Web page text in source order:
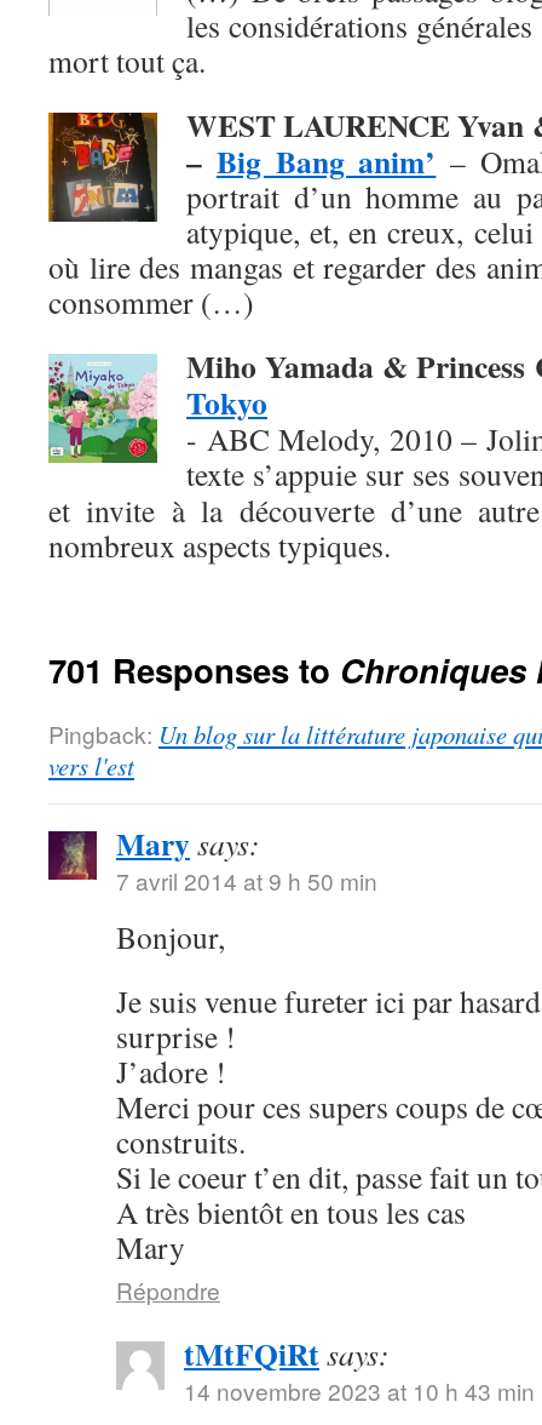
les considérations
mort tout ça.
WEST LAURENCE Yvan
– Big Bang anim’ –
portrait d’un homme au
atypique, et, en creux,
où lire des mangas et regarder des
consommer (…)
Miho Yamada & Princess
Tokyo
- ABC Melody, 2010 –
texte s’appuie sur ses
et invite à la découverte d’une
nombreux aspects typiques.
701 Responses to Chroniques
Pingback: Un blog sur la littérature japonaise
vers l'est
Marysays:
7 avril 2014 at 9 h 50 min
Bonjour,
Je suis venue fureter ici par
surprise !
J’adore !
Merci pour ces supers coups de
construits.
Si le coeur t’en dit, passe fait un
A très bientôt en tous les cas
Mary
Répondre
tMtFQiRtsays:
14 novembre 2023 at 10 h 43 min